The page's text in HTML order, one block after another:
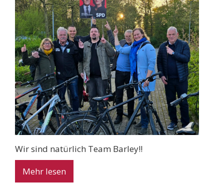
Wir sind natürlich Team Barley!!
Mehr lesen